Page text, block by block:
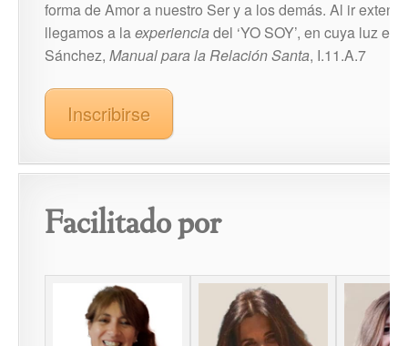
forma de Amor a nuestro Ser y a los demás. Al ir
llegamos a laexperienciadel ‘YO SOY’, en cuya luz el
Sánchez, Manual para la Relación Santa, I.11.A.7
Inscribirse
Facilitado por